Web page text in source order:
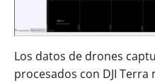
Los datos de drones
procesados con DJI